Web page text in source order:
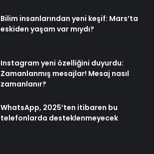
Bilim insanlarından yeni keşif: Mars’ta
eskiden yaşam var mıydı?
Instagram yeni özelliğini duyurdu:
Zamanlanmış mesajlar! Mesaj nasıl
zamanlanır?
WhatsApp, 2025’ten itibaren bu
telefonlarda desteklenmeyecek